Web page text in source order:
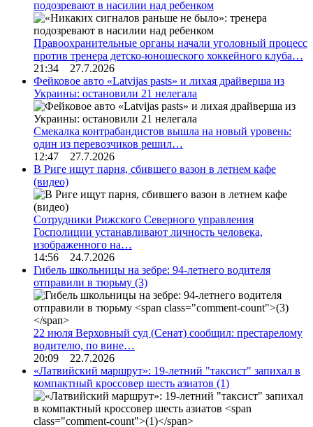
подозревают в насилии над ребенком
Правоохранительные органы начали уголовный процесс
против тренера детско-юношеского хоккейного клуба…
21:34 27.7.2026
Фейковое авто «Latvijas pasts» и лихая драйверша из
Украины: остановили 21 нелегала
Смекалка контрабандистов вышла на новый уровень:
один из перевозчиков решил…
12:47 27.7.2026
В Риге ищут парня, сбившего вазон в летнем кафе
(видео)
Сотрудники Рижского Северного управления
Госполиции устанавливают личность человека,
изображенного на…
14:56 24.7.2026
Гибель школьницы на зебре: 94-летнего водителя
отправили в тюрьму (3)
22 июля Верховный суд (Сенат) сообщил: престарелому
водителю, по вине…
20:09 22.7.2026
«Латвийский маршрут»: 19-летний "таксист" запихал в
компактный кроссовер шесть азиатов (1)